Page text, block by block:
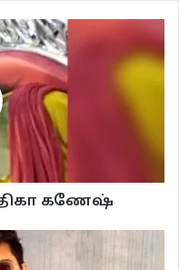
உடனே நாங்கள் பிரபுவின்
ஆல்பங்களை எடுத்து எங்கள்
தருவதாக அறிவித்தது தவறோ
கொண்டோம். கொடுத்த வாக்கை
போட்டோவின் பின்பக்கமும்
சோதித்தவாறே இருந்த நாங்கள்
வெற்றிகரமாக
கணேஷ்